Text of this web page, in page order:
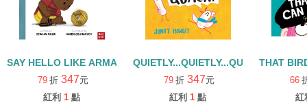
SAY HELLO LIKE ARMADILLO+QR CODE
79 折 347元
紅利 1 點
QUIETLY...QUIETLY...QUACK
79 折 347元
紅利 1 點
THAT
66
紅